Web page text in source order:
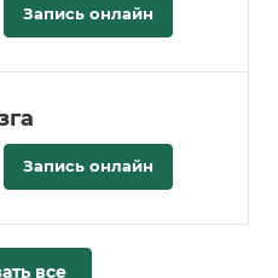
Запись онлайн
Запись онлайн
все